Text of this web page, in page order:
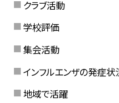
クラブ活動
学校評価
集会活動
インフルエンザの発症状
地域で活躍